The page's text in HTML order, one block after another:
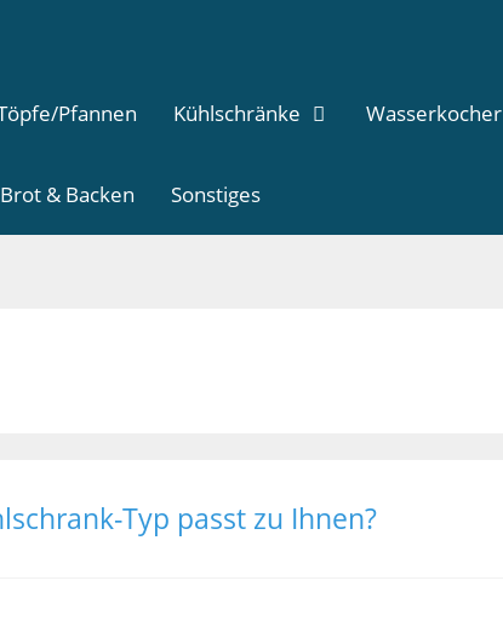
Pfannen Kühlschränke Wasserkocher
Brot & Backen Sonstiges
Typ passt zu Ihnen?